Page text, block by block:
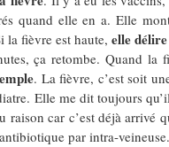
quand elle en a. Elle
la fièvre est haute, elle
ça retombe. Quand la
. La fièvre, c’est soit
Elle me dit toujours
car c’est déjà arrivé
par intra-veineuse.